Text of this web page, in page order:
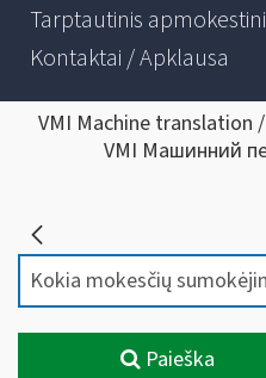
Tarptautinis
Kontaktai / Apklausa
VMI Machine
VMI Машинний
Paieška